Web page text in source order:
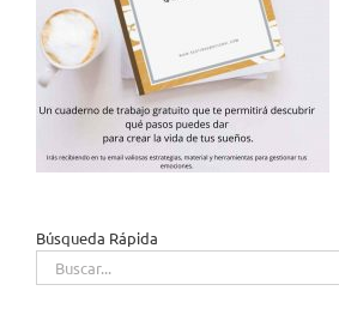
Búsqueda Rápida
Buscar: